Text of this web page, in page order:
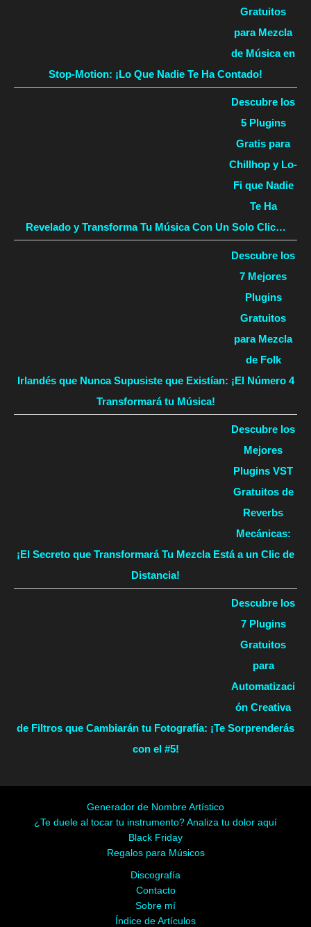
Gratuitos
para Mezcla
de Música en
Stop-Motion: ¡Lo Que Nadie Te Ha Contado!
Descubre los
5 Plugins
Gratis para
Chillhop y Lo-
Fi que Nadie
Te Ha
Revelado y Transforma Tu Música Con Un Solo Clic…
Descubre los
7 Mejores
Plugins
Gratuitos
para Mezcla
de Folk
Irlandés que Nunca Supusiste que Existían: ¡El Número 4
Transformará tu Música!
Descubre los
Mejores
Plugins VST
Gratuitos de
Reverbs
Mecánicas:
¡El Secreto que Transformará Tu Mezcla Está a un Clic de
Distancia!
Descubre los
7 Plugins
Gratuitos
para
Automatizaci
ón Creativa
de Filtros que Cambiarán tu Fotografía: ¡Te Sorprenderás
con el #5!
Generador de Nombre Artístico
¿Te duele al tocar tu instrumento? Analiza tu dolor aquí
Black Friday
Regalos para Músicos
Discografía
Contacto
Sobre mí
Índice de Artículos